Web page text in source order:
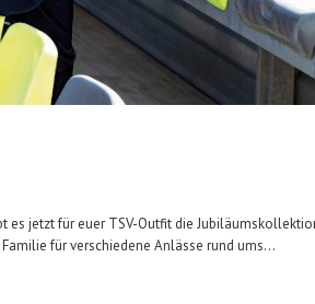
es jetzt für euer TSV-Outfit die
Familie für verschiedene Anlässe rund ums...